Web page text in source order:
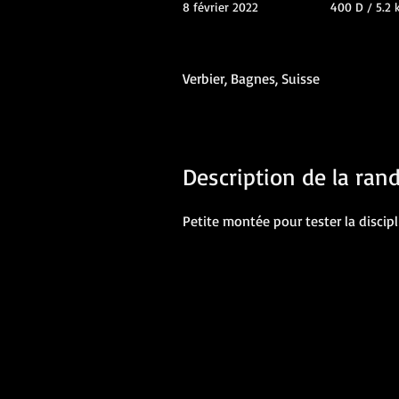
8 février 2022 400 D / 5.2
Verbier, Bagnes, Suisse
Description de la
Petite montée pour tester la